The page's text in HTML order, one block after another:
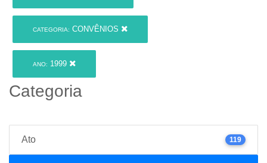
CATEGORIA: CONVÊNIOS
ANO: 1999
Categoria
Ato 119